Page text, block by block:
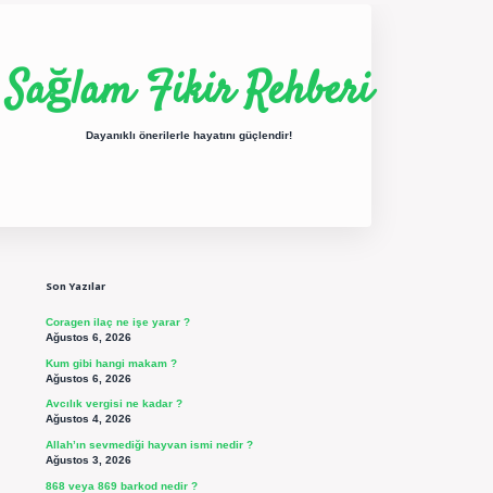
Sağlam Fikir Rehberi
Dayanıklı önerilerle hayatını güçlendir!
Son Yazılar
Coragen ilaç ne işe yarar ?
Ağustos 6, 2026
Kum gibi hangi makam ?
Ağustos 6, 2026
Avcılık vergisi ne kadar ?
Ağustos 4, 2026
Allah’ın sevmediği hayvan ismi nedir ?
Ağustos 3, 2026
868 veya 869 barkod nedir ?